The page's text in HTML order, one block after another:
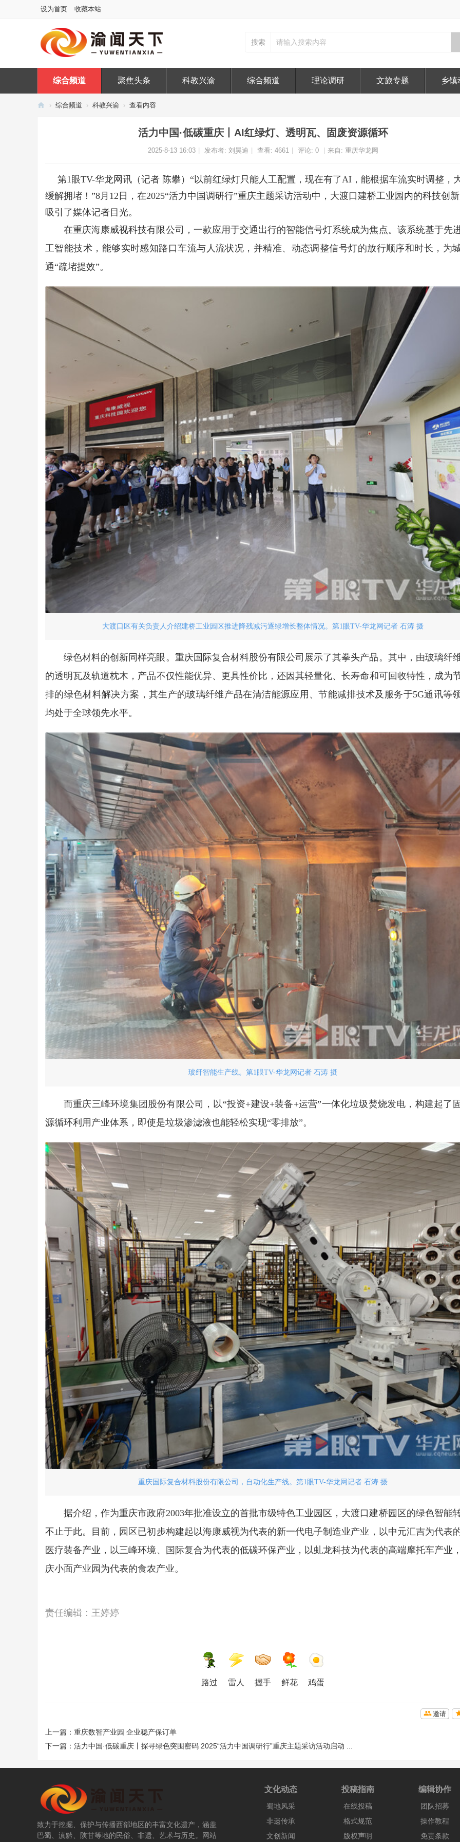
设为首页 收藏本站
搜索
综合频道 聚焦头条 科教兴渝 综合频道 理论调研 文旅专题 乡镇
› 综合频道 › 科教兴渝 › 查看内容
活力中国·低碳重庆丨AI红绿灯、透明瓦、固废资源循环
2025-8-13 16:03 发布者: 刘昊迪 查看: 4661 评论: 0 来自: 重庆华龙网
第1眼TV-华龙网讯（记者 陈攀）“以前红绿灯只能人工配置，现在有了AI，能根据车流实时调整，
缓解拥堵！”8月12日，在2025“活力中国调研行”重庆主题采访活动中，大渡口建桥工业园内的科技创
吸引了媒体记者目光。
在重庆海康威视科技有限公司，一款应用于交通出行的智能信号灯系统成为焦点。该系统基于先
工智能技术，能够实时感知路口车流与人流状况，并精准、动态调整信号灯的放行顺序和时长，为
通“疏堵提效”。
大渡口区有关负责人介绍建桥工业园区推进降残减污逐绿增长整体情况。第1眼TV-华龙网记者 石涛 摄
绿色材料的创新同样亮眼。重庆国际复合材料股份有限公司展示了其拳头产品。其中，由玻璃纤
的透明瓦及轨道枕木，产品不仅性能优异、更具性价比，还因其轻量化、长寿命和可回收特性，成为
排的绿色材料解决方案，其生产的玻璃纤维产品在清洁能源应用、节能减排技术及服务于5G通讯等
均处于全球领先水平。
玻纤智能生产线。第1眼TV-华龙网记者 石涛 摄
而重庆三峰环境集团股份有限公司，以“投资+建设+装备+运营”一体化垃圾焚烧发电，构建起了
源循环利用产业体系，即使是垃圾渗滤液也能轻松实现“零排放”。
重庆国际复合材料股份有限公司，自动化生产线。第1眼TV-华龙网记者 石涛 摄
据介绍，作为重庆市政府2003年批准设立的首批市级特色工业园区，大渡口建桥园区的绿色智能
不止于此。目前，园区已初步构建起以海康威视为代表的新一代电子制造业产业，以中元汇吉为代表
医疗装备产业，以三峰环境、国际复合为代表的低碳环保产业，以虬龙科技为代表的高端摩托车产业
庆小面产业园为代表的食农产业。
责任编辑：王婷婷
路过 雷人 握手 鲜花 鸡蛋
邀请
上一篇： 重庆数智产业园 企业稳产保订单
下一篇： 活力中国·低碳重庆丨探寻绿色突围密码 2025“活力中国调研行”重庆主题采访活动启动 ...
致力于挖掘、保护与传播西部地区的丰富文化遗产，涵盖
巴蜀、滇黔、陕甘等地的民俗、非遗、艺术与历史。网站
文化动态
蜀地风采
非遗传承
文创新闻
投稿指南
在线投稿
格式规范
版权声明
编辑协作
团队招募
操作教程
免责条款